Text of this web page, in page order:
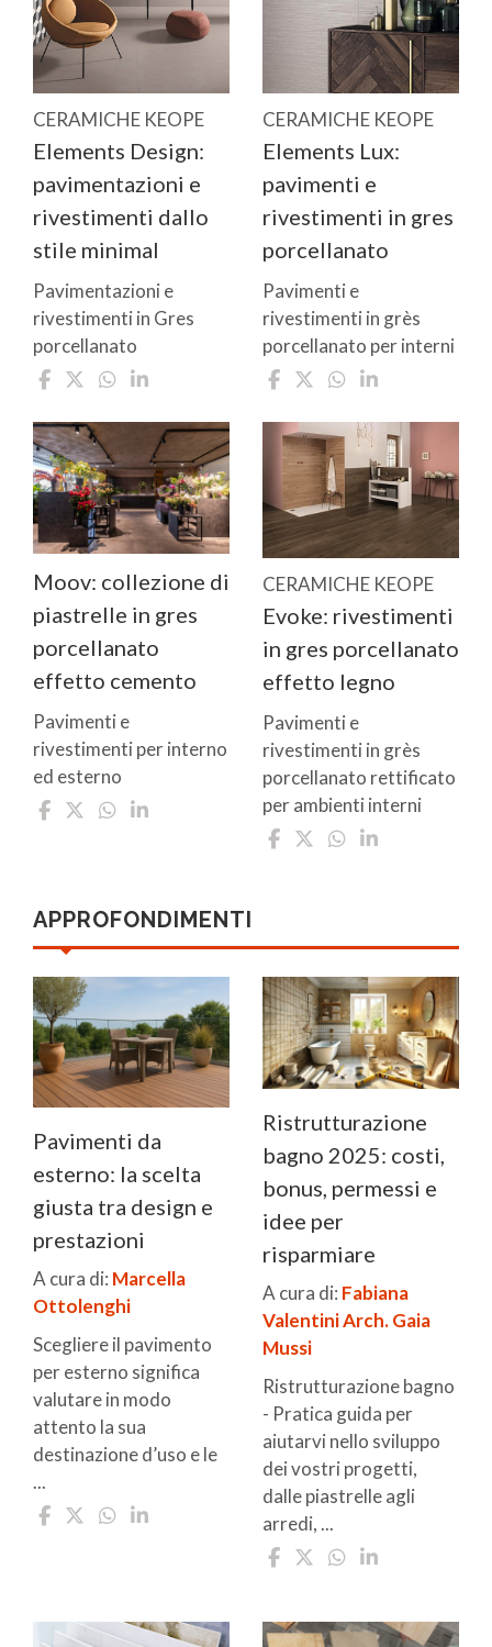
CERAMICHE KEOPE
Elements Design:
pavimentazioni e
rivestimenti dallo
stile minimal
Pavimentazioni e
rivestimenti in Gres
porcellanato
CERAMICHE KEOPE
Elements Lux:
pavimenti e
rivestimenti in gres
porcellanato
Pavimenti e
rivestimenti in grès
porcellanato per interni
Moov: collezione di
piastrelle in gres
porcellanato
effetto cemento
Pavimenti e
rivestimenti per interno
ed esterno
CERAMICHE KEOPE
Evoke: rivestimenti
in gres porcellanato
effetto legno
Pavimenti e
rivestimenti in grès
porcellanato rettificato
per ambienti interni
APPROFONDIMENTI
Pavimenti da
esterno: la scelta
giusta tra design e
prestazioni
A cura di: Marcella
Ottolenghi
Scegliere il pavimento
per esterno significa
valutare in modo
attento la sua
destinazione d’uso e le
...
Ristrutturazione
bagno 2025: costi,
bonus, permessi e
idee per
risparmiare
A cura di: Fabiana
ValentiniArch. Gaia
Mussi
Ristrutturazione bagno
- Pratica guida per
aiutarvi nello sviluppo
dei vostri progetti,
dalle piastrelle agli
arredi, ...